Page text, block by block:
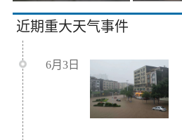
近期重大天气事件
6月3日